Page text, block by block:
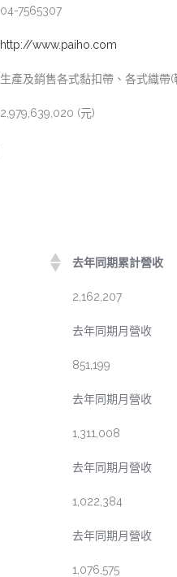
04-7565307
http://www.paiho.com
生產及銷售各式黏扣帶、各式織帶(
2,979,639,020 (元)
去年同期累計營收
2,162,207
去年同期月營收
851,199
去年同期月營收
1,311,008
去年同期月營收
1,022,384
去年同期月營收
1,076,575